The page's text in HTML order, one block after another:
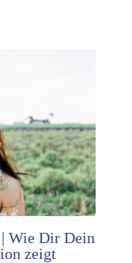
Wie Dir Dein
zeigt